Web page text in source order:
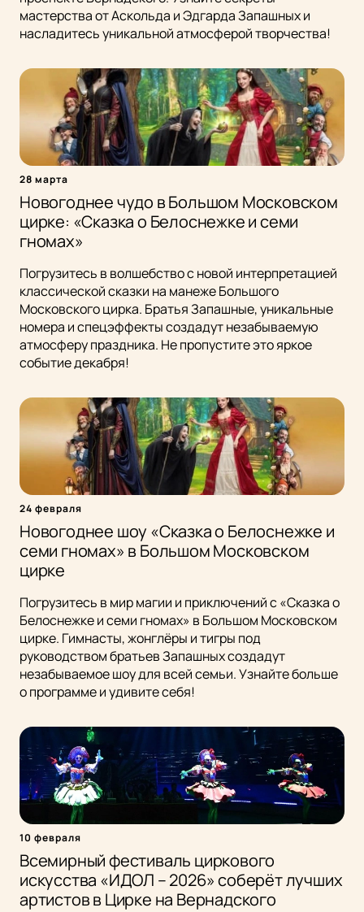
мастерства от Аскольда и Эдгарда Запашных и
насладитесь уникальной атмосферой творчества!
28 марта
Новогоднее чудо в Большом Московском
цирке: «Сказка о Белоснежке и семи
гномах»
Погрузитесь в волшебство с новой интерпретацией
классической сказки на манеже Большого
Московского цирка. Братья Запашные, уникальные
номера и спецэффекты создадут незабываемую
атмосферу праздника. Не пропустите это яркое
событие декабря!
24 февраля
Новогоднее шоу «Сказка о Белоснежке и
семи гномах» в Большом Московском
цирке
Погрузитесь в мир магии и приключений с «Сказка о
Белоснежке и семи гномах» в Большом Московском
цирке. Гимнасты, жонглёры и тигры под
руководством братьев Запашных создадут
незабываемое шоу для всей семьи. Узнайте больше
о программе и удивите себя!
10 февраля
Всемирный фестиваль циркового
искусства «ИДОЛ – 2026» соберёт лучших
артистов в Цирке на Вернадского